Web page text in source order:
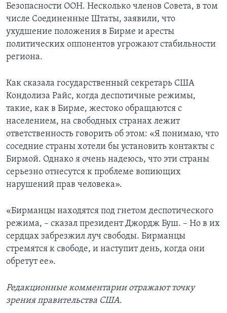
Безопасности ООН. Несколько членов Совета, в том
числе Соединенные Штаты, заявили, что
ухудшение положения в Бирме и аресты
политических оппонентов угрожают стабильности
региона.
Как сказала государственный секретарь США
Кондолиза Райс, когда деспотичные режимы,
такие, как в Бирме, жестоко обращаются с
населением, на свободных странах лежит
ответственность говорить об этом: «Я понимаю, что
соседние страны хотели бы установить контакты с
Бирмой. Однако я очень надеюсь, что эти страны
серьезно отнесутся к проблеме вопиющих
нарушений прав человека».
«Бирманцы находятся под гнетом деспотического
режима, – сказал президент Джордж Буш. – Но в их
сердцах забрезжил луч свободы. Бирманцы
стремятся к свободе, и наступит день, когда они
обретут ее».
Редакционные комментарии отражают точку
зрения правительства США.